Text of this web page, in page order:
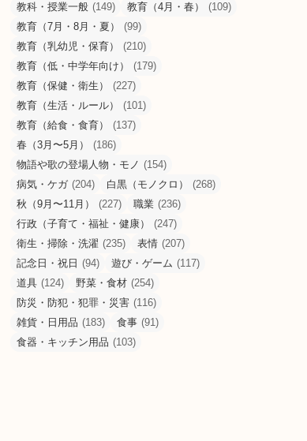
教科・授業一般 (149) 教育（4月・春）
(109)
教育（7月・8月・夏）
(99)
教育（乳幼児・保育）
(210)
教育（低・中学年向け）
(179)
教育（保健・衛生）
(227)
教育（生活・ルール）
(101)
教育（給食・食育）
(137)
春（3月〜5月）
(186)
物語や歌の登場人物・モノ (154)
病気・ケガ (204) 白黒（モノクロ）
(268)
秋（9月〜11月）
(227) 職業 (236)
行政（子育て・福祉・健康）
(247)
衛生・掃除・洗濯 (235) 表情 (207)
記念日・祝日 (94) 遊び・ゲーム (117)
道具 (124) 野菜・食材 (254)
防災・防犯・犯罪・災害 (116)
雑貨・日用品 (183) 食事 (91)
食器・キッチン用品 (103)